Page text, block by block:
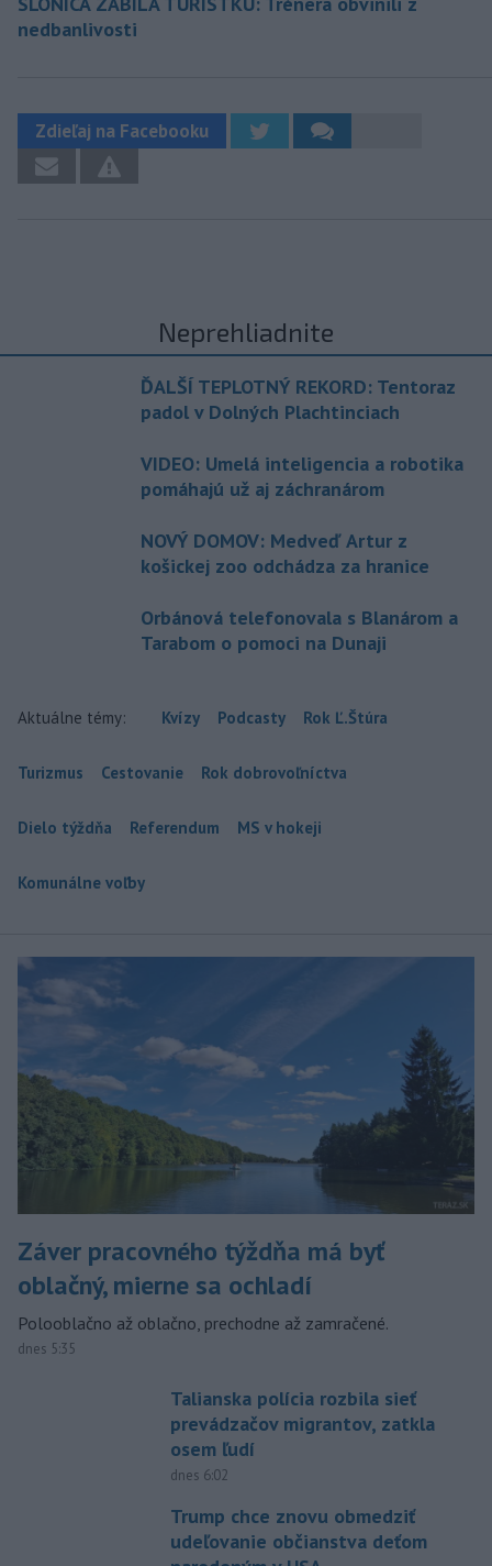
nedbanlivosti
Zdieľaj na Facebooku
Neprehliadnite
ĎALŠÍ TEPLOTNÝ REKORD: Tentoraz
padol v Dolných Plachtinciach
VIDEO: Umelá inteligencia a robotika
pomáhajú už aj záchranárom
NOVÝ DOMOV: Medveď Artur z
košickej zoo odchádza za hranice
Orbánová telefonovala s Blanárom a
Tarabom o pomoci na Dunaji
Aktuálne témy: Kvízy Podcasty Rok Ľ.Štúra
Turizmus Cestovanie Rok dobrovoľníctva
Dielo týždňa Referendum MS v hokeji
Komunálne voľby
Záver pracovného týždňa má byť
oblačný, mierne sa ochladí
Polooblačno až oblačno, prechodne až zamračené.
dnes 5:35
Talianska polícia rozbila sieť
prevádzačov migrantov, zatkla
osem ľudí
dnes 6:02
Trump chce znovu obmedziť
udeľovanie občianstva deťom